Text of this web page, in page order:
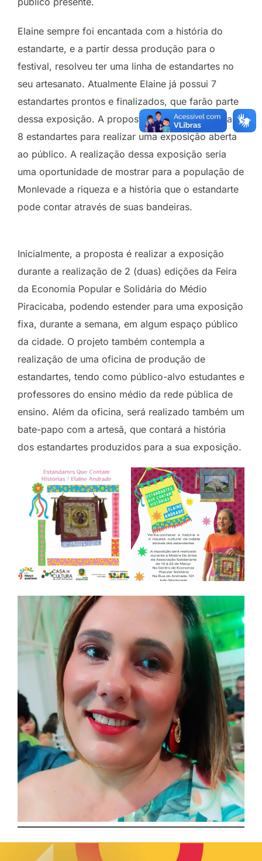
Elaine sempre foi encantada com a história do
estandarte, e a partir dessa produção para o
festival, resolveu ter uma linha de estandartes no
seu artesanato. Atualmente Elaine já possui 7
estandartes prontos e finalizados, que farão parte
dessa exposição. A proposta é confeccionar mais
8 estandartes para realizar uma exposição aberta
ao público. A realização dessa exposição seria
uma oportunidade de mostrar para a população de
Monlevade a riqueza e a história que o estandarte
pode contar através de suas bandeiras.
Inicialmente, a proposta é realizar a exposição
durante a realização de 2 (duas) edições da Feira
da Economia Popular e Solidária do Médio
Piracicaba, podendo estender para uma exposição
fixa, durante a semana, em algum espaço público
da cidade. O projeto também contempla a
realização de uma oficina de produção de
estandartes, tendo como público-alvo estudantes e
professores do ensino médio da rede pública de
ensino. Além da oficina, será realizado também um
bate-papo com a artesã, que contará a história
dos estandartes produzidos para a sua exposição.